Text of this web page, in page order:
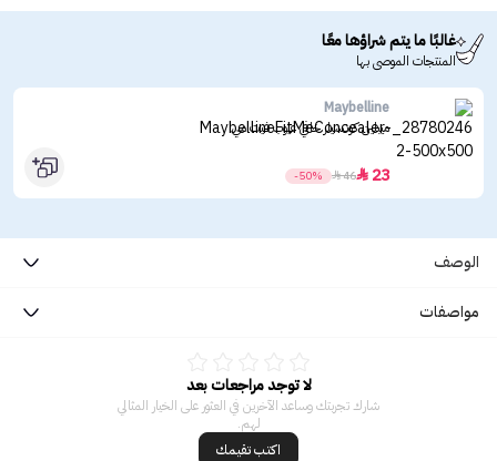
غالبًا ما يتم شراؤها معًا
المنتجات الموصى بها
Maybelline
ميبلين كونسيلر خافي عيوب فيت مي
23

46

-50%
الوصف
مواصفات
لا توجد مراجعات بعد
شارك تجربتك وساعد الآخرين في العثور على الخيار المثالي
لهم.
اكتب تقيمك